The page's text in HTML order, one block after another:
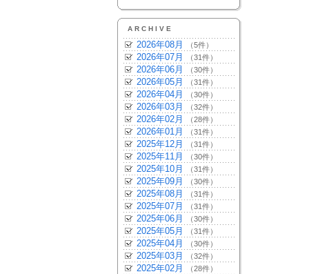
ARCHIVE
2026年08月 （5件）
2026年07月 （31件）
2026年06月 （30件）
2026年05月 （31件）
2026年04月 （30件）
2026年03月 （32件）
2026年02月 （28件）
2026年01月 （31件）
2025年12月 （31件）
2025年11月 （30件）
2025年10月 （31件）
2025年09月 （30件）
2025年08月 （31件）
2025年07月 （31件）
2025年06月 （30件）
2025年05月 （31件）
2025年04月 （30件）
2025年03月 （32件）
2025年02月 （28件）